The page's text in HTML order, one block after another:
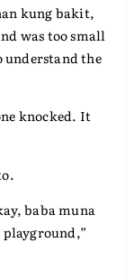
kung bakit,
was too small
the
knocked. It
baba muna